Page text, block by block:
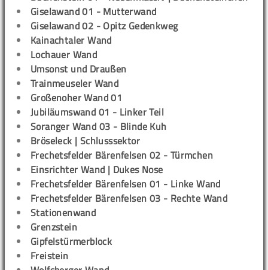
Giselawand 01 - Mutterwand
Giselawand 02 - Opitz Gedenkweg
Kainachtaler Wand
Lochauer Wand
Umsonst und Draußen
Trainmeuseler Wand
Großenoher Wand 01
Jubiläumswand 01 - Linker Teil
Soranger Wand 03 - Blinde Kuh
Bröseleck | Schlusssektor
Frechetsfelder Bärenfelsen 02 - Türmchen
Einsrichter Wand | Dukes Nose
Frechetsfelder Bärenfelsen 01 - Linke Wand
Frechetsfelder Bärenfelsen 03 - Rechte Wand
Stationenwand
Grenzstein
Gipfelstürmerblock
Freistein